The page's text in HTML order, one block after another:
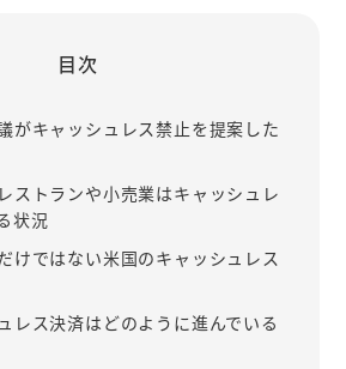
目次
がキャッシュレス禁止を提案した
ストランや小売業はキャッシュレ
状況
けではない米国のキャッシュレス
レス決済はどのように進んでいる